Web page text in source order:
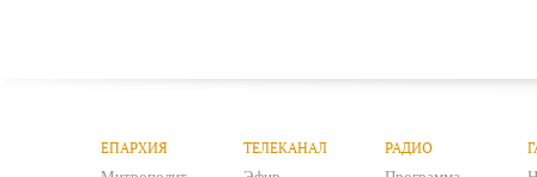
ЕПАРХИЯ
ТЕЛЕКАНАЛ
РАДИО